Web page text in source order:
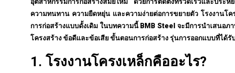
ความทนทาน ความยืดหยุ่น และความง่ายต่อการขยายตัว โรงงานโค
การก่อสร้างแบบดั้งเดิม ในบทความนี้ BMB Steel จะมีการนำเสนอภ
โครงสร้าง ข้อดีและข้อเสีย ขั้นตอนการก่อสร้าง รุ่นการออกแบบที่ได้
1. โรงงานโครงเหล็กคืออะไร?